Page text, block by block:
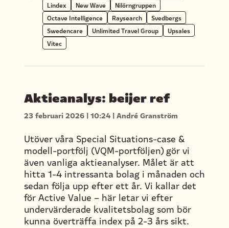
Lindex
New Wave
Nilörngruppen
Octave Intelligence
Raysearch
Svedbergs
Swedencare
Unlimited Travel Group
Upsales
Vitec
Aktieanalys: beijer ref
23 februari 2026 |10:24 |André Granström
Utöver våra Special Situations-case &
modell-portfölj (VQM-portföljen) gör vi
även vanliga aktieanalyser. Målet är att
hitta 1-4 intressanta bolag i månaden och
sedan följa upp efter ett år. Vi kallar det
för Active Value – här letar vi efter
undervärderade kvalitetsbolag som bör
kunna överträffa index på 2-3 års sikt.